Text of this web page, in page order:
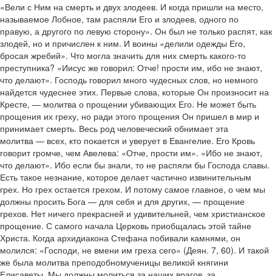
«Вели с Ним на смерть и двух злодеев. И когда пришли на место,
называемое Лобное, там распяли Его и злодеев, одного по
правую, а другого по левую сторону». Он был не только распят, как
злодей, но и причислен к ним. И воины «делили одежды Его,
бросая жребий». Что могла значить для них смерть какого-то
преступника? «Иисус же говорил: Отче! прости им, ибо не знают,
что делают». Господь говорил много чудесных слов, но немного
найдется чудеснее этих. Первые слова, которые Он произносит на
Кресте, — молитва о прощении убивающих Его. Не может быть
прощения их греху, но ради этого прощения Он пришел в мир и
принимает смерть. Весь род человеческий обнимает эта
молитва — всех, кто покается и уверует в Евангелие. Его Кровь
говорит громче, чем Авелева: «Отче, прости им». «Ибо не знают,
что делают». Ибо если бы знали, то не распяли бы Господа славы.
Есть такое незнание, которое делает частично извинительным
грех. Но грех остается грехом. И потому самое главное, о чем мы
должны просить Бога — для себя и для других, — прощение
грехов. Нет ничего прекрасней и удивительней, чем христианское
прощение. С самого начала Церковь приобщалась этой тайне
Христа. Когда архидиакона Стефана побивали камнями, он
молился: «Господи, не вмени им греха сего» (Деян. 7, 60). И такой
же была молитва преподобномученицы великой княгини